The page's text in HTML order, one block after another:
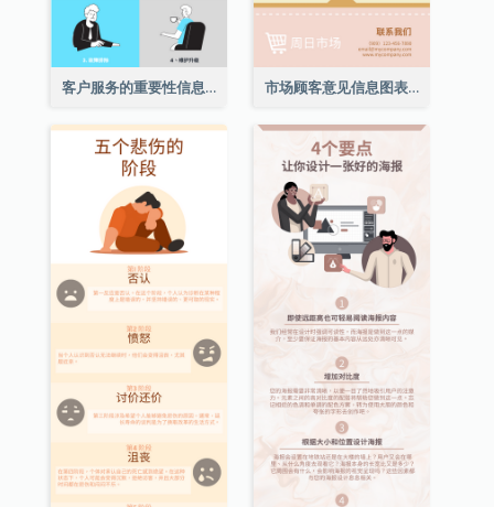
客户服务的重要性信息图表 市场顾客意见信息图表